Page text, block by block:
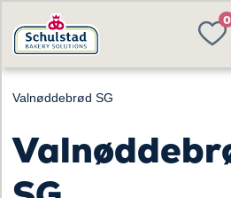
Valnøddebrød SG